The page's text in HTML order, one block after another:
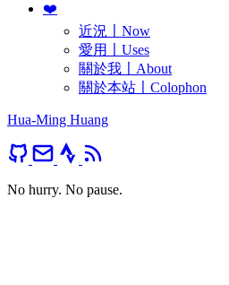
❤️
近況〡Now
愛用〡Uses
關於我〡About
關於本站〡Colophon
Hua-Ming Huang
No hurry. No pause.